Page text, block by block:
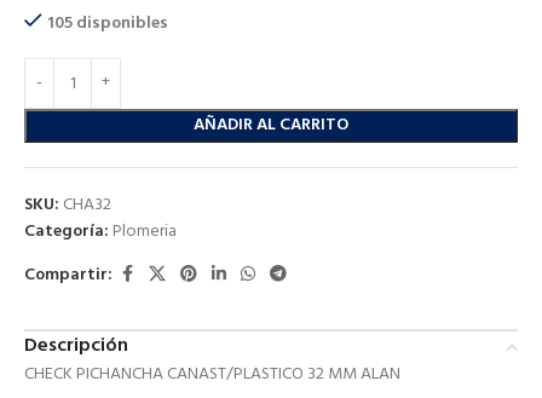
105 disponibles
AÑADIR AL CARRITO
SKU: CHA32
Categoría: Plomeria
Compartir:
Descripción
CHECK PICHANCHA CANAST/PLASTICO 32 MM ALAN